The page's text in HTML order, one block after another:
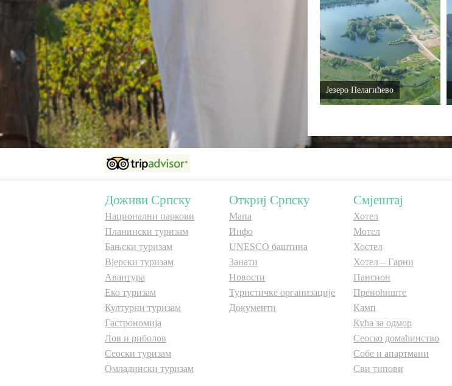
Језеро Пелагићево
Доживи Српску
Национални паркови
Планински туризам
Бањски туризам
Вјерски туризам
Авантура
Еко туризам
Културни туризам
Гастрономија
Лов и риболов
Сеоски туризам
Омладински туризам
Откриј Српску
Мапа
Инфо
UNESCO баштина
Занати
Новости
Туристичке организације
Документи
Смјештај
Хотел
Мотел
Хостел
Хотел – Гарни
Пансион
Преноћиште
Камп
Кућа за одмор
Сеоско домаћинство
Собе и апартмани
Сви типови